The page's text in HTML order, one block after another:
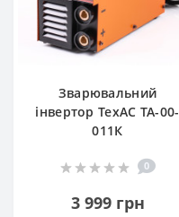
Зварювальний
інвертор TexАС ТА-00-
011К
0
3 999 грн